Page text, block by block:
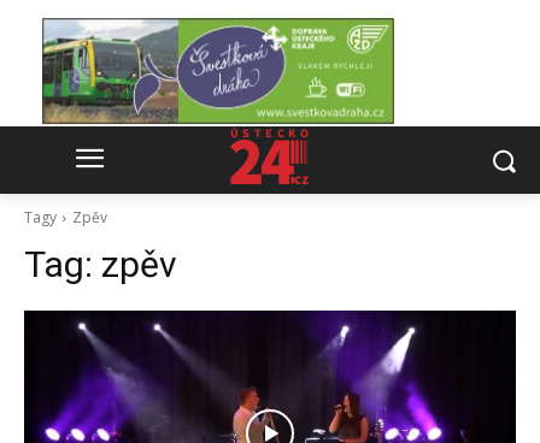
Tagy Zpěv
Tag: zpěv